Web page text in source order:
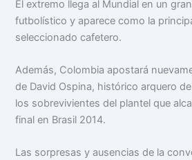
El extremo llega al Mundial en un
futbolístico y aparece como la
seleccionado cafetero.
Además, Colombia apostará
de David Ospina, histórico arquero
los sobrevivientes del plantel que
final en Brasil 2014.
Las sorpresas y ausencias de la